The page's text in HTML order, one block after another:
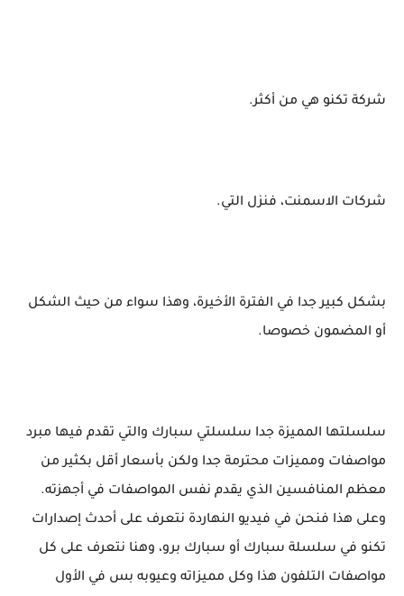
شركة تكنو هي من أكثر.
شركات الاسمنت، فنزل التي.
بشكل كبير جدا في الفترة الأخيرة، وهذا سواء من حيث الشكل
أو المضمون خصوصا.
سلسلتها المميزة جدا سلسلتي سبارك والتي تقدم فيها مبرد
مواصفات ومميزات محترمة جدا ولكن بأسعار أقل بكثير من
معظم المنافسين الذي يقدم نفس المواصفات في أجهزته.
وعلى هذا فنحن في فيديو النهاردة نتعرف على أحدث إصدارات
تكنو في سلسلة سبارك أو سبارك برو، وهنا نتعرف على كل
مواصفات التلفون هذا وكل مميزاته وعيوبه بس في الأول